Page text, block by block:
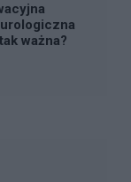
ważna?